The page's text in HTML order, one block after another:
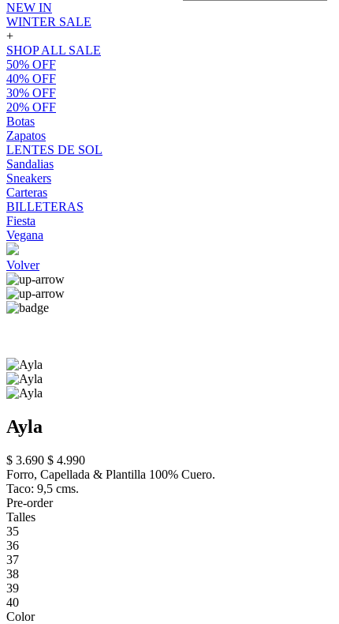
NEW IN
WINTER SALE
+
SHOP ALL SALE
50% OFF
40% OFF
30% OFF
20% OFF
Botas
Zapatos
LENTES DE SOL
Sandalias
Sneakers
Carteras
BILLETERAS
Fiesta
Vegana
Volver
Ayla
$ 3.690 $ 4.990
Forro, Capellada & Plantilla 100% Cuero.
Taco: 9,5 cms.
Pre-order
Talles
35
36
37
38
39
40
Color